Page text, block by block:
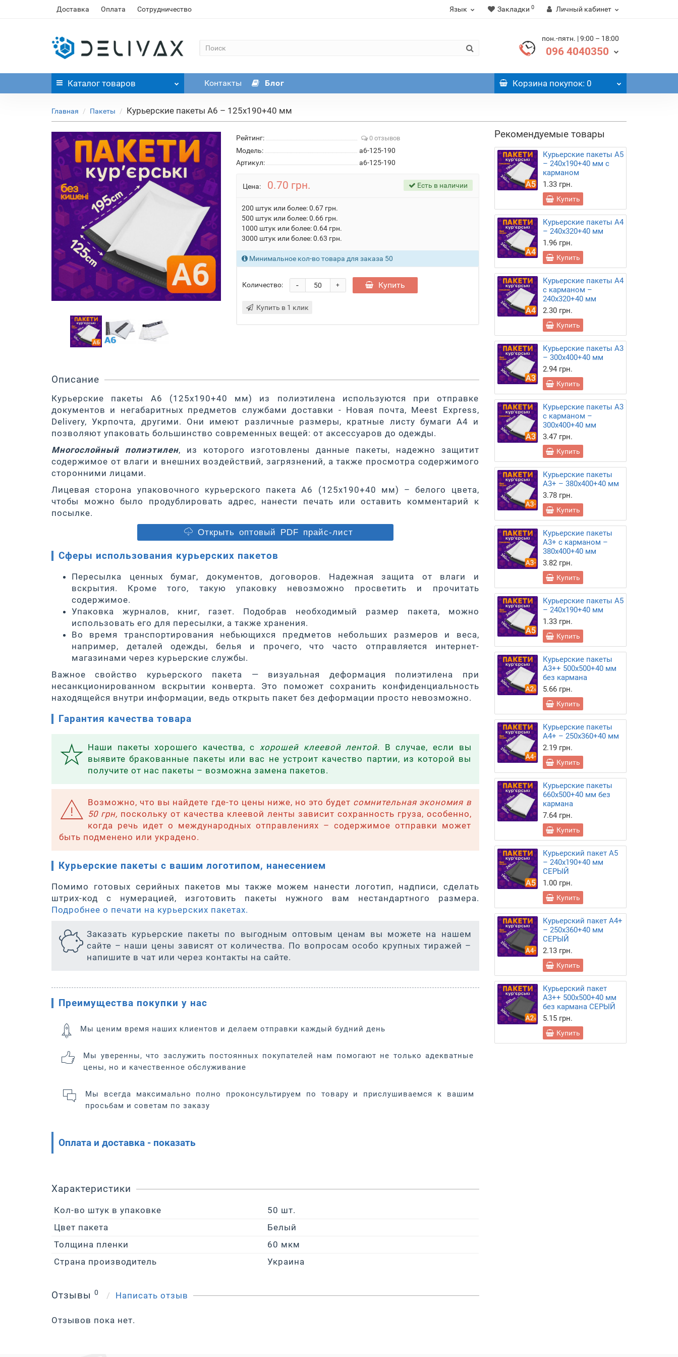
Доставка Оплата Сотрудничество Язык Закладки 0 Личный кабинет
пон.-пятн. | 9:00 – 18:00
096 4040350
Каталог товаров Контакты Блог Корзина покупок: 0
Главная Пакеты Курьерские пакеты А6 – 125х190+40 мм
Рейтинг: 0 отзывов
Модель:
a6-125-190
Артикул:
a6-125-190
Цена: 0.70 грн. Есть в наличии
200 штук или более: 0.67 грн.
500 штук или более: 0.66 грн.
1000 штук или более: 0.64 грн.
3000 штук или более: 0.63 грн.
Минимальное кол-во товара для заказа 50
Количество: +
- Купить
Купить в 1 клик
Описание
Курьерские пакеты A6 (125х190+40 мм) из полиэтилена используются при отправке
документов и негабаритных предметов службами доставки - Новая почта, Meest Express,
Delivery, Укрпочта, другими. Они имеют различные размеры, кратные листу бумаги А4 и
позволяют упаковать большинство современных вещей: от аксессуаров до одежды.
Многослойный полиэтилен, из которого изготовлены данные пакеты, надежно защитит
содержимое от влаги и внешних воздействий, загрязнений, а также просмотра содержимого
сторонними лицами.
Лицевая сторона упаковочного курьерского пакета A6 (125х190+40 мм) – белого цвета,
чтобы можно было продублировать адрес, нанести печать или оставить комментарий к
посылке.
Открыть оптовый PDF прайс-лист
Сферы использования курьерских пакетов
Пересылка ценных бумаг, документов, договоров. Надежная защита от влаги и
вскрытия. Кроме того, такую упаковку невозможно просветить и прочитать
содержимое.
Упаковка журналов, книг, газет. Подобрав необходимый размер пакета, можно
использовать его для пересылки, а также хранения.
Во время транспортирования небьющихся предметов небольших размеров и веса,
например, деталей одежды, белья и прочего, что часто отправляется интернет-
магазинами через курьерские службы.
Важное свойство курьерского пакета — визуальная деформация полиэтилена при
несанкционированном вскрытии конверта. Это поможет сохранить конфиденциальность
находящейся внутри информации, ведь открыть пакет без деформации просто невозможно.
Гарантия качества товара
Наши пакеты хорошего качества, с хорошей клеевой лентой. В случае, если вы
выявите бракованные пакеты или вас не устроит качество партии, из которой вы
получите от нас пакеты – возможна замена пакетов.
Возможно, что вы найдете где-то цены ниже, но это будет сомнительная экономия в
50 грн, поскольку от качества клеевой ленты зависит сохранность груза, особенно,
когда речь идет о международных отправлениях – содержимое отправки может
быть подменено или украдено.
Курьерские пакеты с вашим логотипом, нанесением
Помимо готовых серийных пакетов мы также можем нанести логотип, надписи, сделать
штрих-код с нумерацией, изготовить пакеты нужного вам нестандартного размера.
Подробнее о печати на курьерских пакетах.
Заказать курьерские пакеты по выгодным оптовым ценам вы можете на нашем
сайте – наши цены зависят от количества. По вопросам особо крупных тиражей –
напишите в чат или через контакты на сайте.
Преимущества покупки у нас
Мы ценим время наших клиентов и делаем отправки каждый будний день
Мы уверенны, что заслужить постоянных покупателей нам помогают не только адекватные
цены, но и качественное обслуживание
Мы всегда максимально полно проконсультируем по товару и прислушиваемся к вашим
просьбам и советам по заказу
Оплата и доставка - показать
Характеристики
Кол-во штук в упаковке
50 шт.
Цвет пакета
Белый
Толщина пленки
60 мкм
Страна производитель
Украина
Отзывы 0 Написать отзыв
Отзывов пока нет.
Рекомендуемые товары
Курьерские пакеты А5
– 240х190+40 мм с
карманом
1.33 грн.
Купить
Курьерские пакеты А4
– 240х320+40 мм
1.96 грн.
Купить
Курьерские пакеты А4
с карманом –
240х320+40 мм
2.30 грн.
Купить
Курьерские пакеты А3
– 300х400+40 мм
2.94 грн.
Купить
Курьерские пакеты А3
с карманом –
300х400+40 мм
3.47 грн.
Купить
Курьерские пакеты
А3+ – 380х400+40 мм
3.78 грн.
Купить
Курьерские пакеты
А3+ с карманом –
380х400+40 мм
3.82 грн.
Купить
Курьерские пакеты А5
– 240х190+40 мм
1.33 грн.
Купить
Курьерские пакеты
А3++ 500х500+40 мм
без кармана
5.66 грн.
Купить
Курьерские пакеты
А4+ – 250х360+40 мм
2.19 грн.
Купить
Курьерские пакеты
660х500+40 мм без
кармана
7.64 грн.
Купить
Курьерский пакет А5
– 240х190+40 мм
СЕРЫЙ
1.00 грн.
Купить
Курьерский пакет А4+
– 250х360+40 мм
СЕРЫЙ
2.13 грн.
Купить
Курьерский пакет
А3++ 500х500+40 мм
без кармана СЕРЫЙ
5.15 грн.
Купить